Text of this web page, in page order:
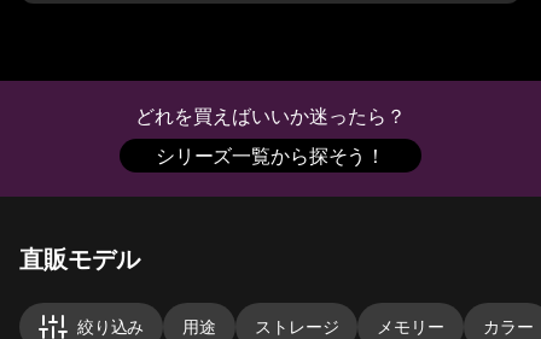
どれを買えばいいか迷ったら？
シリーズ一覧から探そう！
直販モデル
絞り込み 用途 ストレージ メモリー カラー